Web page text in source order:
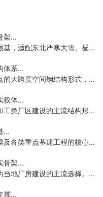
架...
，适配东北严寒大雪、昼...
体系...
大跨度空间钢结构形式，...
载体...
类厂区建设的主流结构形...
...
各类重点基建工程的核心...
骨架...
地厂房建设的主流选择。...
撑...